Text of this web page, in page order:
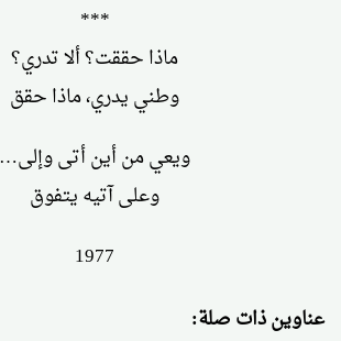
***
ماذا حققت؟ ألا تدري؟
وطني يدري، ماذا حقق
ويعي من أين أتى وإلى…
وعلى آتيه يتفوق
1977
عناوين ذات صلة: